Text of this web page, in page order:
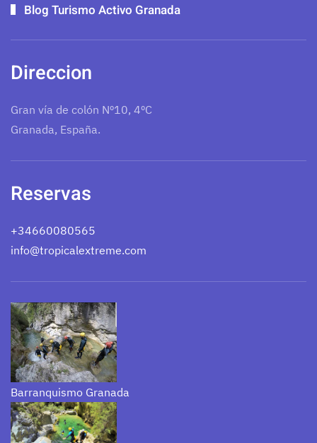
Blog Turismo Activo Granada
Direccion
Gran vía de colón Nº10, 4ºC
Granada, España.
Reservas
+34660080565
info@tropicalextreme.com
Barranquismo Granada